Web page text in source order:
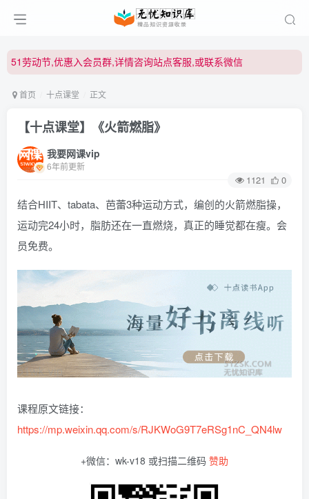
51劳动节,优惠入会员群,详情咨询站点客服,或联系微信
51劳动节,优惠入会员群,详情咨询站点客服,或联系微信
首页 十点课堂 正文
【十点课堂】《火箭燃脂》
我要网课vip
6年前更新
1121 0
结合HIIT、tabata、芭蕾3种运动方式，编创的火箭燃脂操，
运动完24小时，脂肪还在一直燃烧，真正的睡觉都在瘦。会
员免费。
课程原文链接：
https://mp.weixin.qq.com/s/RJKWoG9T7eRSg1nC_QN4lw
+微信：wk-v18 或扫描二维码 赞助